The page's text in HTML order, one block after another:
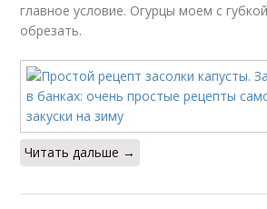
главное условие. Огурцы моем с
обрезать.
Читать дальше →